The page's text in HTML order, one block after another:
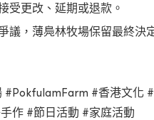
受更改、延期或退款。
議，薄鳧林牧場保留最終決
#PokfulamFarm #香港文化 #
作 #節日活動 #家庭活動